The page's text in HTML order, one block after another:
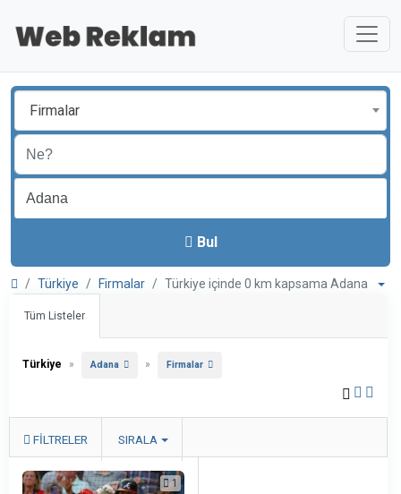
Firmalar
Bul
Türkiye Firmalar Türkiye içinde 0 km kapsama Adana
Tüm Listeler
Türkiye » Adana » Firmalar
FILTRELER SIRALA
1